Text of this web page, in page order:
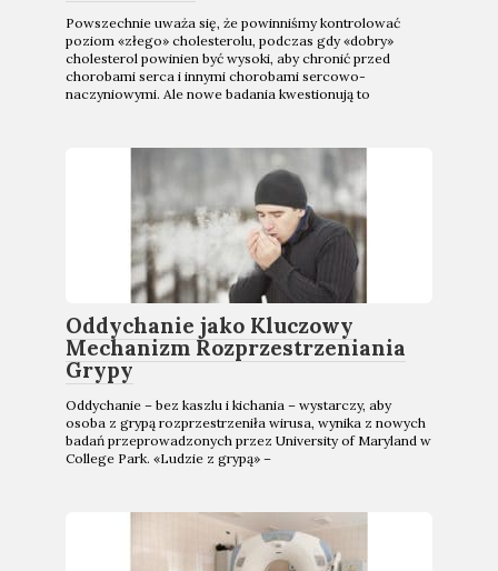
Powszechnie uważa się, że powinniśmy kontrolować
poziom «złego» cholesterolu, podczas gdy «dobry»
cholesterol powinien być wysoki, aby chronić przed
chorobami serca i innymi chorobami sercowo-
naczyniowymi. Ale nowe badania kwestionują to
Oddychanie jako Kluczowy
Mechanizm Rozprzestrzeniania
Grypy
Oddychanie – bez kaszlu i kichania – wystarczy, aby
osoba z grypą rozprzestrzeniła wirusa, wynika z nowych
badań przeprowadzonych przez University of Maryland w
College Park. «Ludzie z grypą» –